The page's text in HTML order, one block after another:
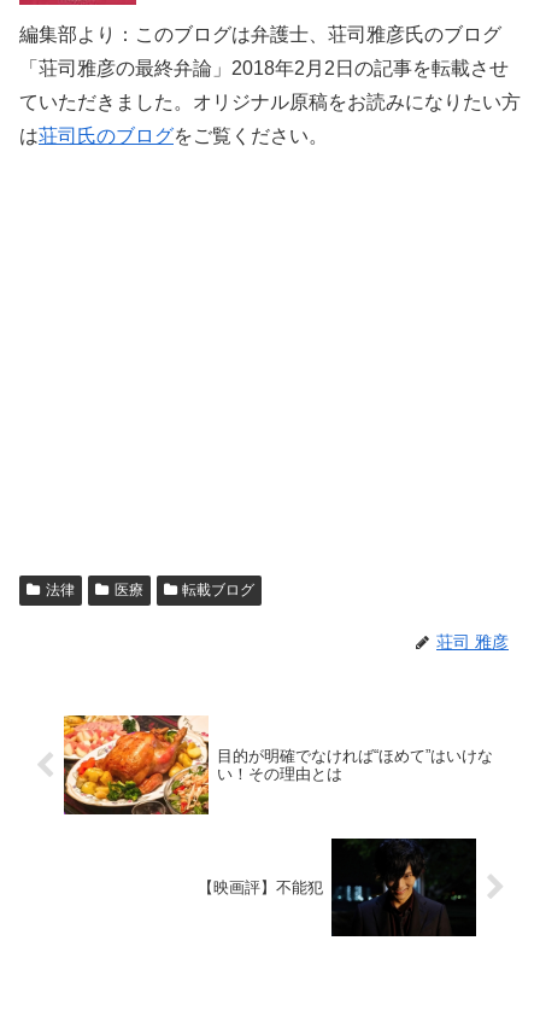
編集部より：このブログは弁護士、荘司雅彦氏のブログ
「荘司雅彦の最終弁論」2018年2月2日の記事を転載させ
ていただきました。オリジナル原稿をお読みになりたい方
は荘司氏のブログをご覧ください。
法律 医療 転載ブログ
荘司 雅彦
目的が明確でなければ“ほめて”はいけな
い！その理由とは
【映画評】不能犯